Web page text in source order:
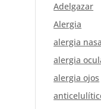
Adelgazar
Alergia
alergia
alergia
alergia ojos